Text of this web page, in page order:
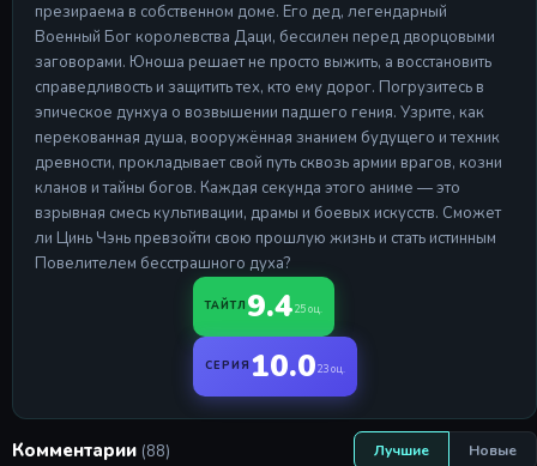
презираема в собственном доме. Его дед, легендарный
Военный Бог королевства Даци, бессилен перед дворцовыми
заговорами. Юноша решает не просто выжить, а восстановить
справедливость и защитить тех, кто ему дорог. Погрузитесь в
эпическое дунхуа о возвышении падшего гения. Узрите, как
перекованная душа, вооружённая знанием будущего и техник
древности, прокладывает свой путь сквозь армии врагов, козни
кланов и тайны богов. Каждая секунда этого аниме — это
взрывная смесь культивации, драмы и боевых искусств. Сможет
ли Цинь Чэнь превзойти свою прошлую жизнь и стать истинным
Повелителем бесстрашного духа?
ТАЙТЛ 9.425 оц.
СЕРИЯ 10.023 оц.
Комментарии (88) Лучшие Новые